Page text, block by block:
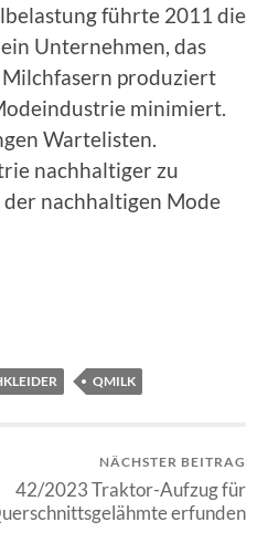
führte 2011 die
Unternehmen, das
produziert
minimiert.
Wartelisten.
nachhaltiger zu
nachhaltigen Mode
QMILK
NÄCHSTER BEITRAG
42/2023 Traktor-Aufzug für
erfunden